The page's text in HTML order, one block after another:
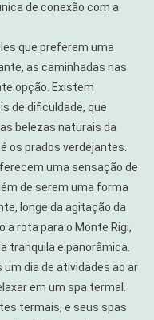
de conexão com a
que preferem uma
as caminhadas nas
opção. Existem
de dificuldade, que
belezas naturais da
os prados verdejantes.
uma sensação de
de serem uma forma
longe da agitação da
a rota para o Monte Rigi,
tranquila e panorâmica.
dia de atividades ao ar
em um spa termal.
termais, e seus spas